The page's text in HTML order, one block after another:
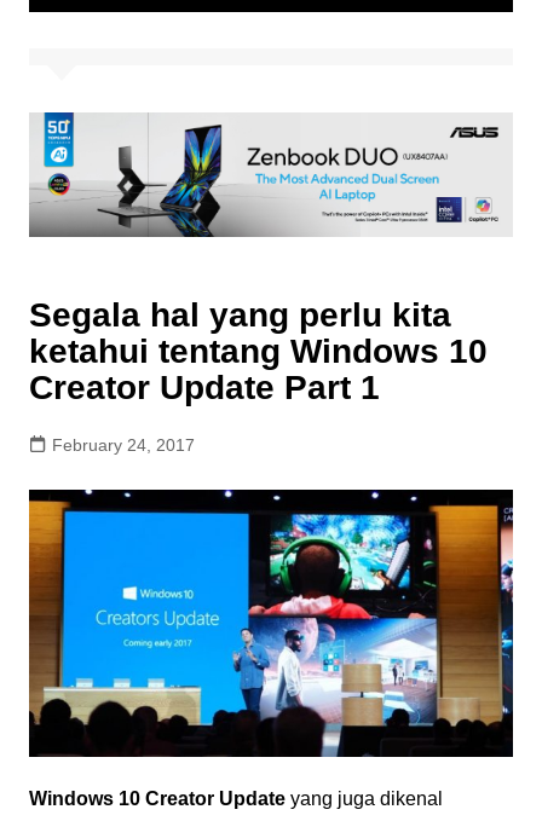
Segala hal yang perlu kita
ketahui tentang Windows 10
Creator Update Part 1
February 24, 2017
Windows 10 Creator Updateyang juga dikenal